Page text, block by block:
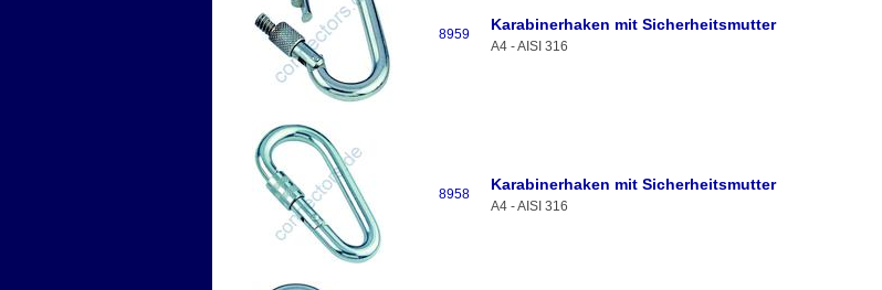
8959
Karabinerhaken mit Sicherheitsmutter
A4 - AISI 316
8958
Karabinerhaken mit Sicherheitsmutter
A4 - AISI 316